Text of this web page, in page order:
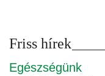
Friss hírek
Egészségünk